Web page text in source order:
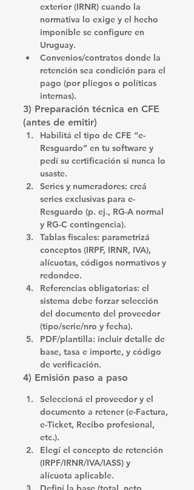
exterior (IRNR) cuando la
normativa lo exige y el hecho
imponible se configure en
Uruguay.
Convenios/contratos donde la
retención sea condición para el
pago (por pliegos o políticas
internas).
3) Preparación técnica en CFE
(antes de emitir)
Habilitá el tipo de CFE “e-
Resguardo” en tu software y
pedí su certificación si nunca lo
usaste.
Series y numeradores: creá
series exclusivas para e-
Resguardo (p. ej., RG-A normal
y RG-C contingencia).
Tablas fiscales: parametrizá
conceptos (IRPF, IRNR, IVA),
alícuotas, códigos normativos y
redondeo.
Referencias obligatorias: el
sistema debe forzar selección
del documento del proveedor
(tipo/serie/nro y fecha).
PDF/plantilla: incluir detalle de
base, tasa e importe, y código
de verificación.
4) Emisión paso a paso
Seleccioná el proveedor y el
documento a retener (e-Factura,
e-Ticket, Recibo profesional,
etc.).
Elegí el concepto de retención
(IRPF/IRNR/IVA/IASS) y
alícuota aplicable.